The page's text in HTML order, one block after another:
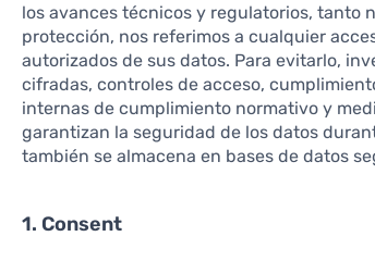
los avances técnicos y regulatorios, tanto
protección, nos referimos a cualquier
autorizados de sus datos. Para evitarlo,
cifradas, controles de acceso,
internas de cumplimiento normativo y
garantizan la seguridad de los datos
también se almacena en bases de datos
1. Consent